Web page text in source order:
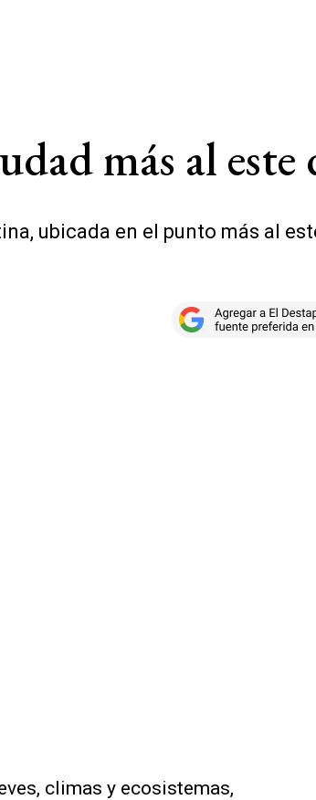
más al
ubicada en el punto más al
climas y ecosistemas,